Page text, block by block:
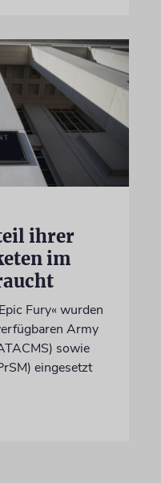
ihrer
im
Fury« wurden
Army
sowie
eingesetzt